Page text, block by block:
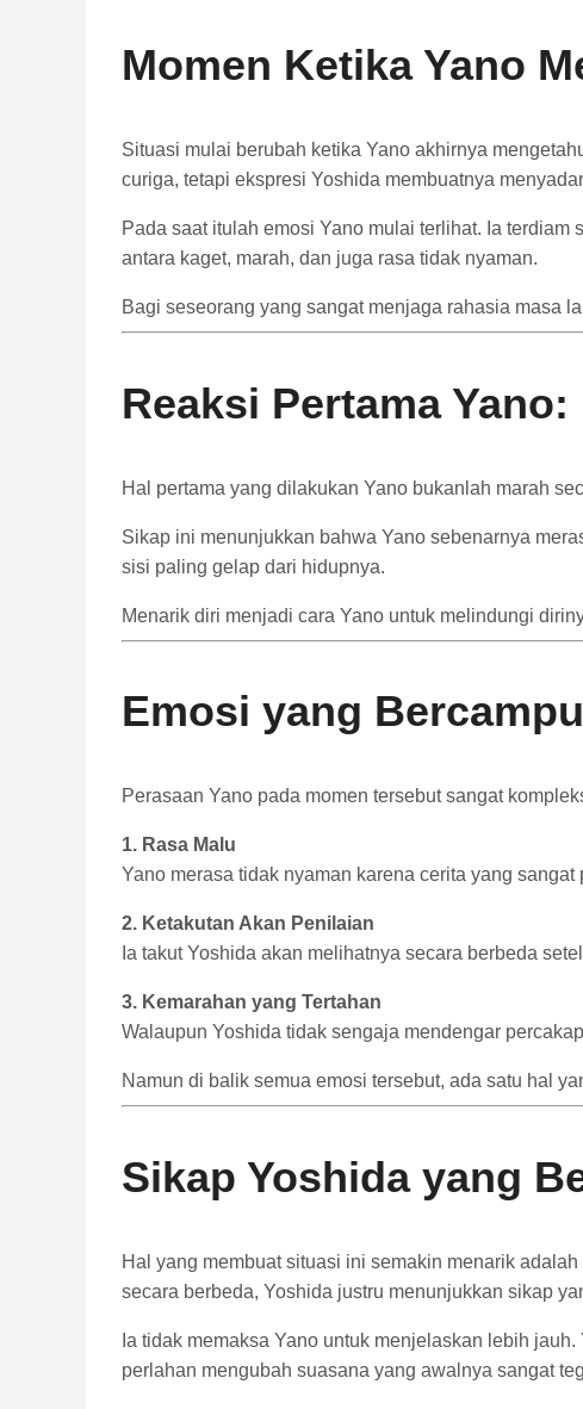
Momen KetikaYano
Situasi mulai berubah ketika Yano akhirnya
curiga, tetapi ekspresi Yoshida membuatnya
Pada saat itulah emosi Yano mulai terlihat. Ia terdiam
antara kaget, marah, dan juga rasa tidak nyaman.
Bagi seseorang yang sangat menjaga rahasia masa
Reaksi PertamaYano:
Hal pertama yang dilakukan Yano bukanlah marah
Sikap ini menunjukkan bahwa Yano sebenarnya
sisi paling gelap dari hidupnya.
Menarik diri menjadi cara Yano untuk melindungi
Emosi yang
Perasaan Yano pada momen tersebutsangat
1. Rasa Malu
Yano merasa tidak nyaman karena cerita yang sangat
2. Ketakutan Akan Penilaian
Ia takutYoshida akan melihatnya secara berbeda
3. Kemarahan yang Tertahan
Walaupun Yoshida tidak sengaja mendengar
Namun di balik semua emosi tersebut, ada satu hal
Sikap Yoshida yang
Hal yang membuatsituasi ini semakin menarik adalah
secara berbeda, Yoshida justru menunjukkan sikap
Ia tidak memaksa Yano untuk menjelaskan lebih jauh.
perlahan mengubah suasana yang awalnya sangat